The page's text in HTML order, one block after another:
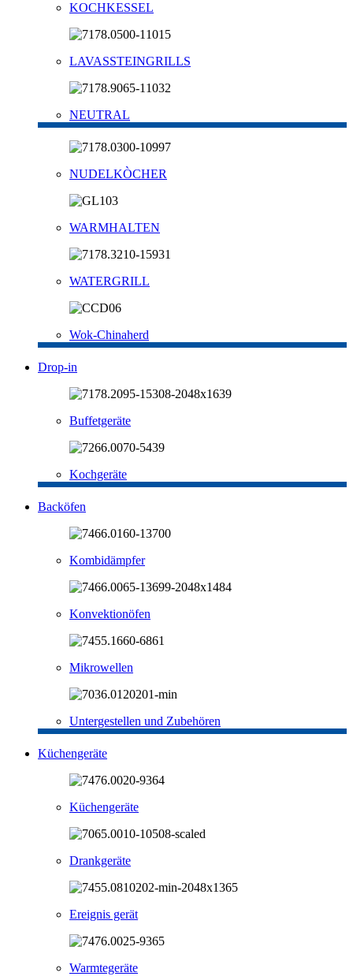
KOCHKESSEL
LAVASSTEINGRILLS
NEUTRAL
NUDELKÒCHER
WARMHALTEN
WATERGRILL
Wok-Chinaherd
Drop-in
Buffetgeräte
Kochgeräte
Backöfen
Kombidämpfer
Konvektionöfen
Mikrowellen
Untergestellen und Zubehören
Küchengeräte
Küchengeräte
Drankgeräte
Ereignis gerät
Warmtegeräte